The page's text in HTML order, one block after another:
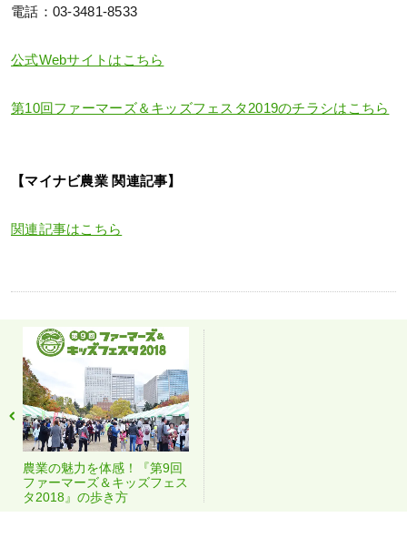
電話：03-3481-8533
公式Webサイトはこちら
第10回ファーマーズ＆キッズフェスタ2019のチラシはこちら
【マイナビ農業 関連記事】
関連記事はこちら
農業の魅力を体感！『第9回
ファーマーズ＆キッズフェス
タ2018』の歩き方